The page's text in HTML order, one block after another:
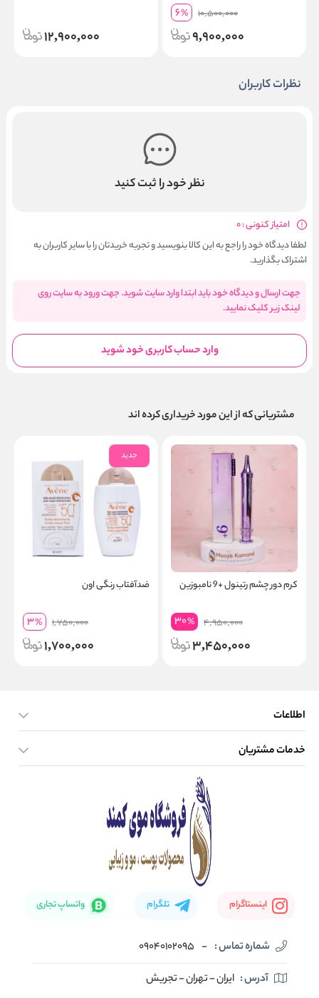
10,500,000
6%
9,900,000
12,900,000
نظرات کاربران
نظر خود را ثبت کنید
امتیاز کنونی : 0
لطفا دیدگاه خود را راجع به این کالا بنویسید و تجربه خریدتان را با سایر کاربران به
اشتراک بگذارید.
جهت ارسال و دیدگاه خود باید ابتدا وارد سایت شوید. جهت ورود به سایت روی
لینک زیر کلیک نمایید.
وارد حساب کاربری خود شوید
مشتریانی که از این مورد خریداری کرده اند
کرم دور چشم رتینول +9 نامبوزین
4,950,000
30%
3,450,000
جدید
ضدآفتاب رنگی اون
1,750,000
3%
1,700,000
اطلاعات
صفحه اصلی
خدمات مشتریان
اینستاگرام تلگرام واتساپ تجاری
شماره تماس : -
09040102095
آدرس : ایران - تهران - تجریش